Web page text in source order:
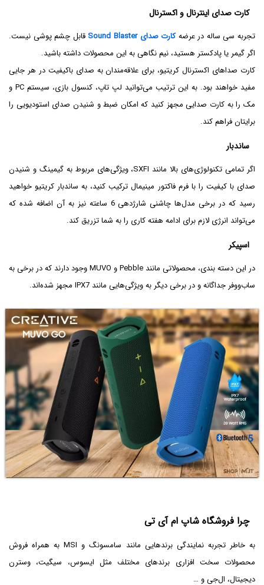
کارت صدای اینترنال و اکسترنال
تجربه سی ساله در عرضهکارت صدای Sound Blaster
قابل چشم پوشی نیست.
اگر گیمر یا پادکستر هستید، نیم نگاهی به این محصولات داشته باشید.
کارت صداهای اکسترنال کریتیو، برای علاقه‌مندان به صدای باکیفیت در هر جایی
مفید خواهند بود. به این ترتیب می‌توانید لپ تاپ، کنسول بازی، سیستم PC و
مک را به کارت صدایی مجهز کنید که امکان ضبط و شنیدن صدای استودیویی را
برایتان فراهم کند.
ساندبار
اگر تمامی تکنولوژی‌های بالا مانند SXFI، ویژگی‌های مربوط به گیمینگ و شنیدن
صدای با کیفیت را با فرم فاکتور مینیمال ترکیب کنید، به ساندبار کریتیو خواهید
رسید که در برخی مدل‌ها چاشنی شارژدهی 6 ساعته نیز به آن اضافه شده که
می‌تواند انرژی لازم برای ادامه هفته کاری را به شما تزریق کند.
اسپیکر
در این دسته بندی، محصولاتی مانند Pebble و MUVO وجود دارند که در برخی به
ساب‌ووفر جداگانه و در برخی دیگر به ویژگی‌هایی مانند IPX7 مجهز شده‌اند.
چرا فروشگاه شاپ ام آی تی
به خاطر تجربه نمایندگی برندهایی مانند سامسونگ و MSI به همراه فروش
محصولات سخت افزاری برندهای مختلف مثل ایسوس، سیگیت، وسترن
دیجیتال، ال‌جی و …